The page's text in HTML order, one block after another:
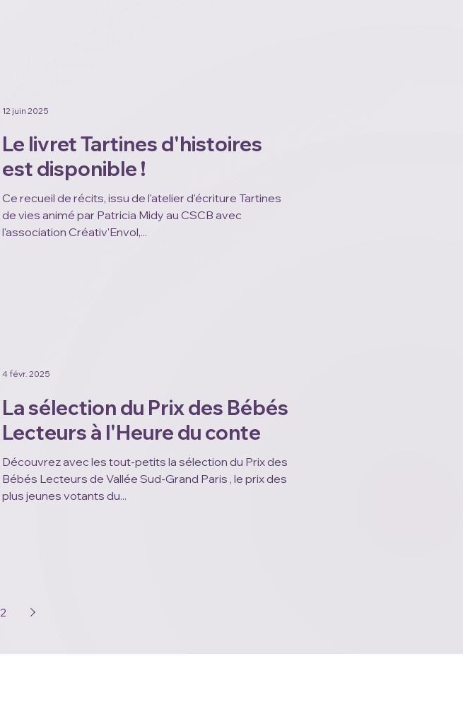
Le livret Tartines d'histoires
est disponible !
Ce recueil de récits, issu de l'atelier d'écriture Tartines
de vies animé par Patricia Midy au CSCB avec
l'association Créativ'Envol,...
12 juin 2025
La sélection du Prix des Bébés
Lecteurs à l'Heure du conte
Découvrez avec les tout-petits la sélection du Prix des
Bébés Lecteurs de Vallée Sud-Grand Paris , le prix des
plus jeunes votants du...
4 févr. 2025
2